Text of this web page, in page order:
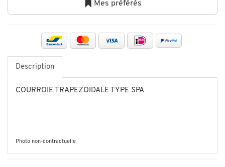
Mes préférés
Description
COURROIE TRAPEZOIDALE TYPE SPA
Photo non-contractuelle